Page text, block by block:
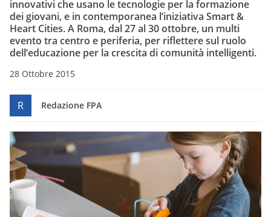
innovativi che usano le tecnologie per la formazione
dei giovani, e in contemporanea l’iniziativa Smart &
Heart Cities. A Roma, dal 27 al 30 ottobre, un multi
evento tra centro e periferia, per riflettere sul ruolo
dell’educazione per la crescita di comunità intelligenti.
28 Ottobre 2015
R Redazione FPA